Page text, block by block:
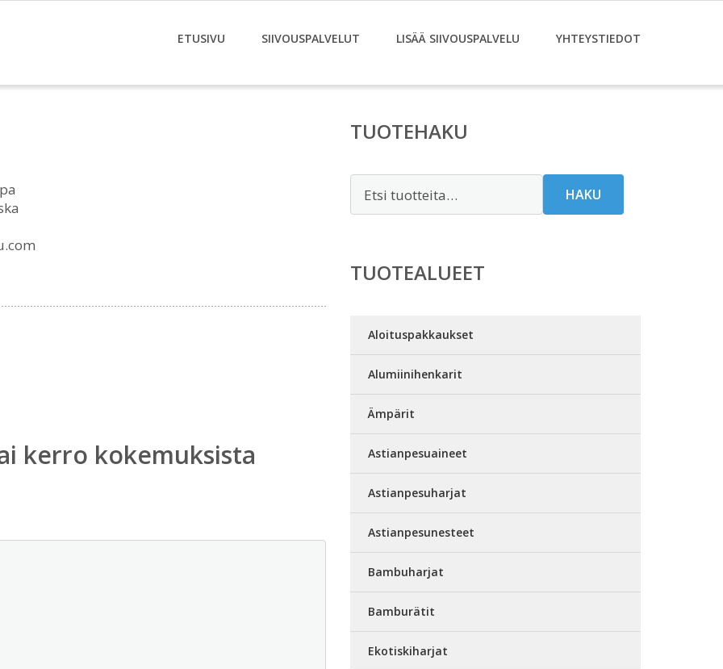
ETUSIVU SIIVOUSPALVELUT LISÄÄ SIIVOUSPALVELU YHTEYSTIEDOT
kerro kokemuksista
TUOTEHAKU
HAKU
TUOTEALUEET
Aloituspakkaukset
Alumiinihenkarit
Ämpärit
Astianpesuaineet
Astianpesuharjat
Astianpesunesteet
Bambuharjat
Bamburätit
Ekotiskiharjat